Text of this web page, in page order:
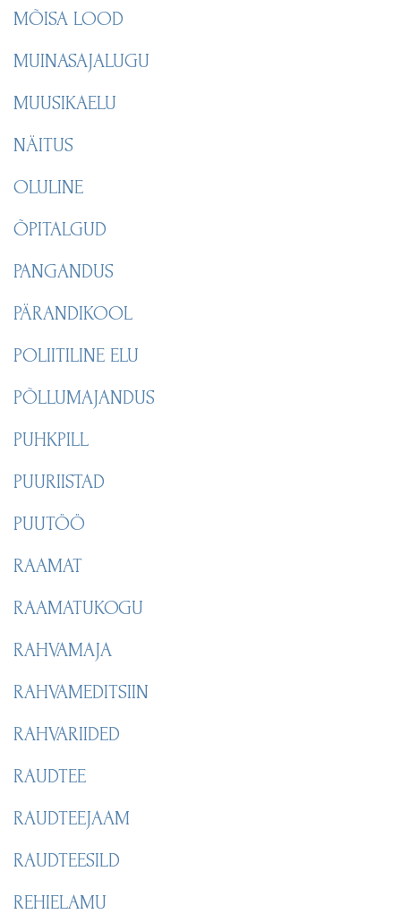
MÕISA LOOD
MUINASAJALUGU
MUUSIKAELU
NÄITUS
OLULINE
ÕPITALGUD
PANGANDUS
PÄRANDIKOOL
POLIITILINE ELU
PÕLLUMAJANDUS
PUHKPILL
PUURIISTAD
PUUTÖÖ
RAAMAT
RAAMATUKOGU
RAHVAMAJA
RAHVAMEDITSIIN
RAHVARIIDED
RAUDTEE
RAUDTEEJAAM
RAUDTEESILD
REHIELAMU